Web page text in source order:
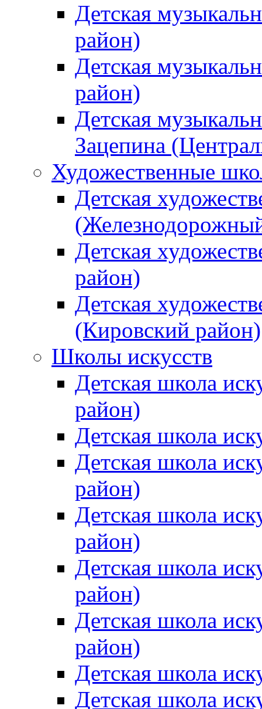
Детская
район)
Детская
район)
Детская
Зацепина
Художественные
Детская
Детская
район)
Детская
(Кировский район)
Школы искусств
Детская школа
район)
Детская школа
Детская школа
район)
Детская школа
район)
Детская школа
район)
Детская школа
район)
Детская школа
Детская школа